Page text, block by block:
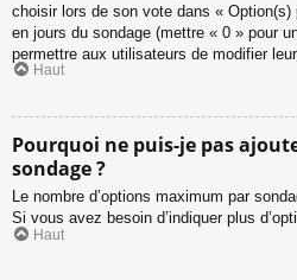
choisir lors de son vote dans « Option(s)
en jours du sondage (mettre « 0 » pour
permettre aux utilisateurs de modifier
Haut
Pourquoi ne puis-je pas
sondage ?
Le nombre d’options maximum par
Si vous avez besoin d’indiquer plus
Haut